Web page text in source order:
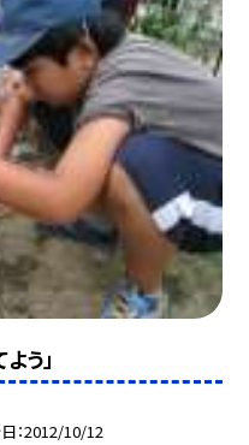
う」
2012/10/12